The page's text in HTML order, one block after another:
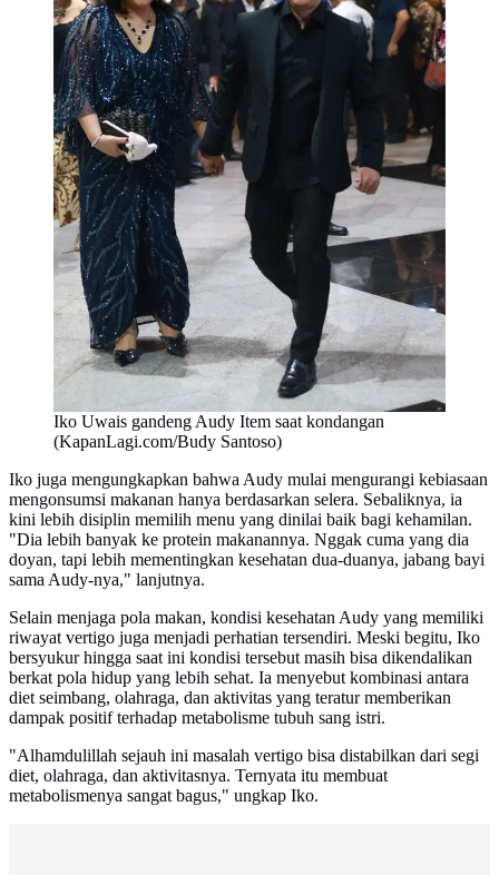
Iko Uwais gandeng Audy Item saat kondangan
(KapanLagi.com/Budy Santoso)
Iko juga mengungkapkan bahwa Audy mulai mengurangi kebiasaan
mengonsumsi makanan hanya berdasarkan selera. Sebaliknya, ia
kini lebih disiplin memilih menu yang dinilai baik bagi kehamilan.
"Dia lebih banyak ke protein makanannya. Nggak cuma yang dia
doyan, tapi lebih mementingkan kesehatan dua-duanya, jabang bayi
sama Audy-nya," lanjutnya.
Selain menjaga pola makan, kondisi kesehatan Audy yang memiliki
riwayat vertigo juga menjadi perhatian tersendiri. Meski begitu, Iko
bersyukur hingga saat ini kondisi tersebut masih bisa dikendalikan
berkat pola hidup yang lebih sehat. Ia menyebut kombinasi antara
diet seimbang, olahraga, dan aktivitas yang teratur memberikan
dampak positif terhadap metabolisme tubuh sang istri.
"Alhamdulillah sejauh ini masalah vertigo bisa distabilkan dari segi
diet, olahraga, dan aktivitasnya. Ternyata itu membuat
metabolismenya sangat bagus," ungkap Iko.